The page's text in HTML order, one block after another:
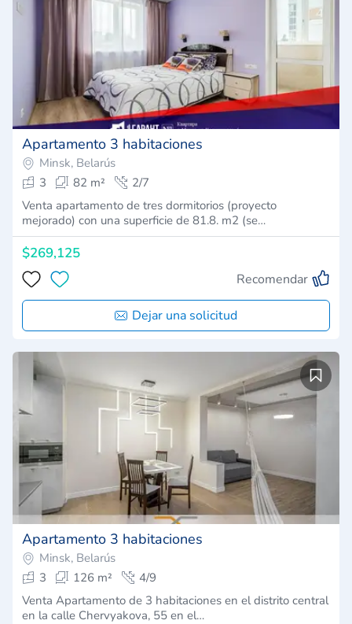
Apartamento 3 habitaciones
Minsk, Belarús
3
82 m²
2/7
Venta apartamento de tres dormitorios (proyecto
mejorado) con una superficie de 81.8. m2 (se…
$269,125
Recomendar
Dejar una solicitud
Apartamento 3 habitaciones
Minsk, Belarús
3
126 m²
4/9
Venta Apartamento de 3 habitaciones en el distrito central
en la calle Chervyakova, 55 en el…